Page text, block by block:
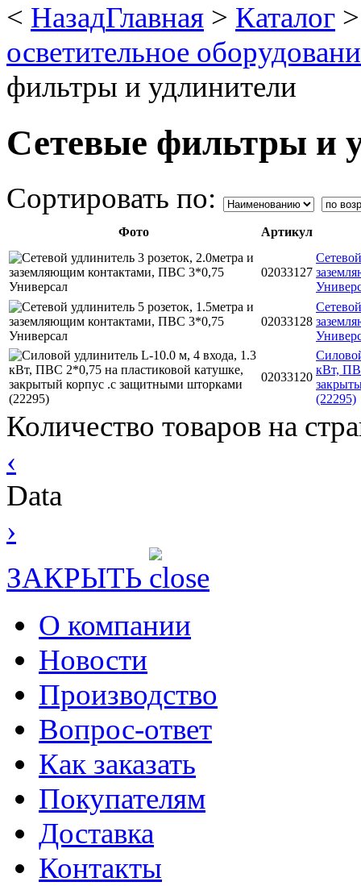
< НазадГлавная > Каталог
осветительное
фильтры и удлинители
Сетевые фильтры и
Сортировать по:
Фото Артикул
02033127
02033128
02033120
кВт,
(22295)
Количество товаров на
‹
Data
›
ЗАКРЫТЬ
О компании
Новости
Производство
Вопрос-ответ
Как заказать
Покупателям
Доставка
Контакты